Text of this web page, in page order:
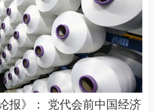
报》： 党代会前中国经济